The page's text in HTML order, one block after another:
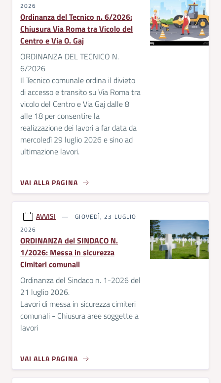
2026
Ordinanza del Tecnico n. 6/2026:
Chiusura Via Roma tra Vicolo del
Centro e Via O. Gaj
ORDINANZA DEL TECNICO N.
6/2026
Il Tecnico comunale ordina il divieto
di accesso e transito su Via Roma tra
vicolo del Centro e Via Gaj dalle 8
alle 18 per consentire la
realizzazione dei lavori a far data da
mercoledì 29 luglio 2026 e sino ad
ultimazione lavori.
VAI ALLA PAGINA
AVVISI
GIOVEDÌ, 23 LUGLIO
2026
ORDINANZA del SINDACO N.
1/2026: Messa in sicurezza
Cimiteri comunali
Ordinanza del Sindaco n. 1-2026 del
21 luglio 2026.
Lavori di messa in sicurezza cimiteri
comunali - Chiusura aree soggette a
lavori
VAI ALLA PAGINA